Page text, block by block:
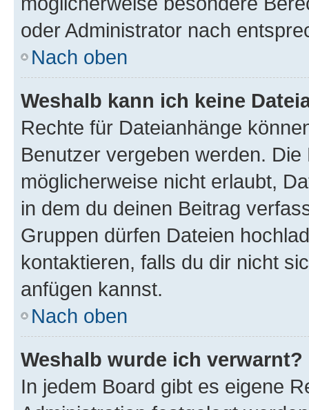
oder Administrator nach
Nach oben
Weshalb kann ich keine
Rechte für Dateianhänge
Benutzer vergeben werden.
möglicherweise nicht erlaubt,
in dem du deinen Beitrag
Gruppen dürfen Dateien
kontaktieren, falls du dir nicht
anfügen kannst.
Nach oben
Weshalb wurde ich verwarnt?
In jedem Board gibt es eigene